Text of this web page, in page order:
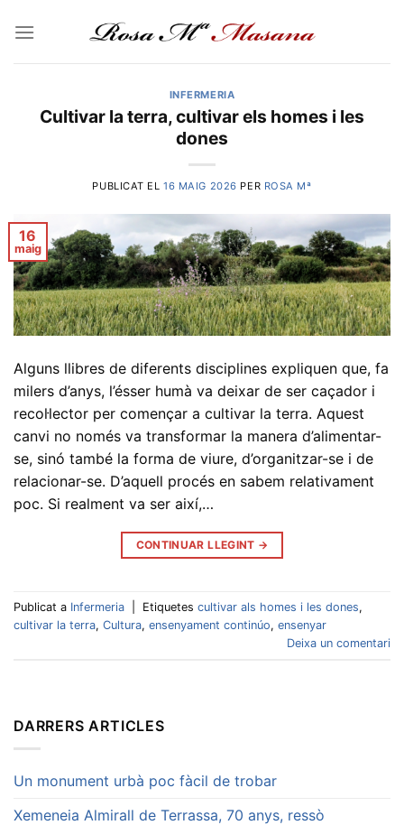
INFERMERIA
Cultivar la terra, cultivar els homes i les
dones
PUBLICAT EL16 MAIG 2026 PER ROSA Mª
16
maig
Alguns llibres de diferents disciplines expliquen que, fa
milers d’anys, l’ésser humà va deixar de ser caçador i
recol·lector per començar a cultivar la terra. Aquest
canvi no només va transformar la manera d’alimentar-
se, sinó també la forma de viure, d’organitzar-se i de
relacionar-se. D’aquell procés en sabem relativament
poc. Si realment va ser així,…
CONTINUAR LLEGINT →
Publicat a Infermeria Etiquetes cultivar als homes i les dones,
cultivar la terra, Cultura, ensenyament continúo, ensenyar
Deixa un comentari
DARRERS ARTICLES
Un monument urbà poc fàcil de trobar
Xemeneia Almirall de Terrassa, 70 anys, ressò